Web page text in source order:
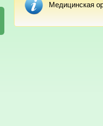
Медицинская